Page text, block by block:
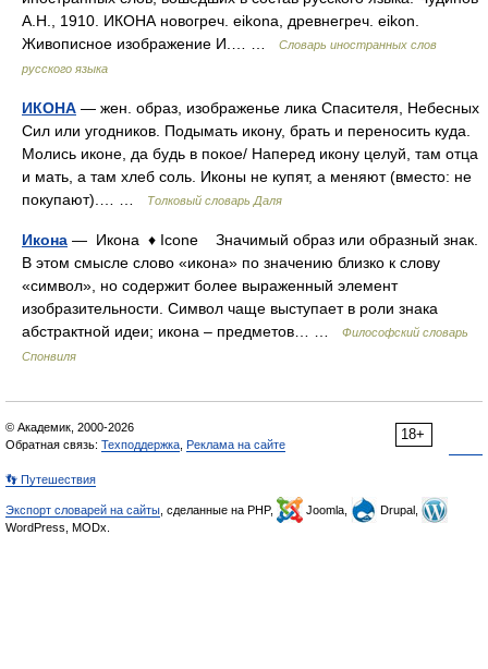
А.Н., 1910. ИКОНА новогреч. eikona, древнегреч. eikon.
Живописное изображение И.… …
Словарь иностранных слов
русского языка
ИКОНА — жен. образ, изображенье лика Спасителя, Небесных
Сил или угодников. Подымать икону, брать и переносить куда.
Молись иконе, да будь в покое/ Наперед икону целуй, там отца
и мать, а там хлеб соль. Иконы не купят, а меняют (вместо: не
покупают).… …
Толковый словарь Даля
Икона — Икона ♦ Icоne Значимый образ или образный знак.
В этом смысле слово «икона» по значению близко к слову
«символ», но содержит более выраженный элемент
изобразительности. Символ чаще выступает в роли знака
абстрактной идеи; икона – предметов… …
Философский словарь
Спонвиля
18+
© Академик, 2000-2026
Обратная связь: Техподдержка Реклама на сайте
👣 Путешествия
Экспорт словарей на сайты , сделанные на PHP, Joomla,
Drupal,
WordPress, MODx.